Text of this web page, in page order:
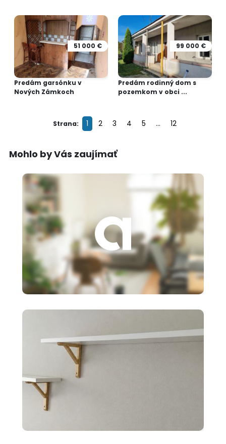
51 000 €
Predám garsónku v
Nových Zámkoch
99 000 €
Predám rodinný dom s
pozemkom v obci ...
Strana: 1 2 3 4 5 ... 12
Mohlo by Vás zaujímať